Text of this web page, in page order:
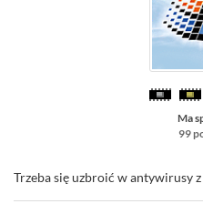
Ma
99
Trzeba się uzbroić w antywirusy